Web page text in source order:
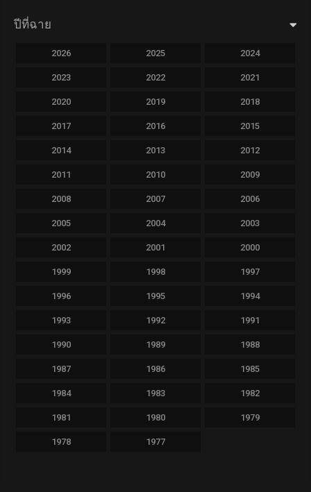
ปีที่ฉาย
2026 2025 2024
2023 2022 2021
2020 2019 2018
2017 2016 2015
2014 2013 2012
2011 2010 2009
2008 2007 2006
2005 2004 2003
2002 2001 2000
1999 1998 1997
1996 1995 1994
1993 1992 1991
1990 1989 1988
1987 1986 1985
1984 1983 1982
1981 1980 1979
1978 1977